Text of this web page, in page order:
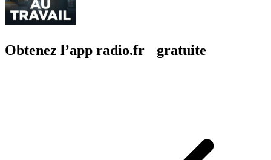
Obtenez l’app radio.fr gratuite